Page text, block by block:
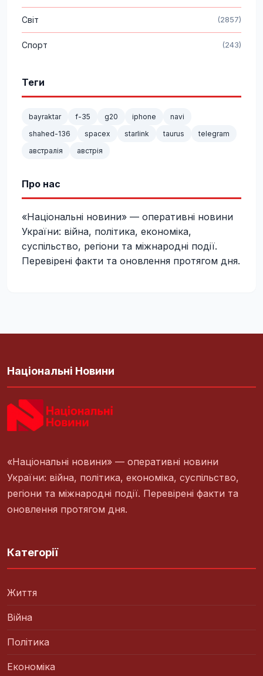
Світ (2857)
Спорт (243)
Теги
bayraktar f-35 g20 iphone
navi
shahed-136
spacex starlink taurus
telegram
австралія
австрія
Про нас
«Національні новини» — оперативні новини
України: війна, політика, економіка,
суспільство, регіони та міжнародні події.
Перевірені факти та оновлення протягом дня.
Національні Новини
«Національні новини» — оперативні новини
України: війна, політика, економіка, суспільство,
регіони та міжнародні події. Перевірені факти та
оновлення протягом дня.
Категорії
Життя
Війна
Політика
Економіка